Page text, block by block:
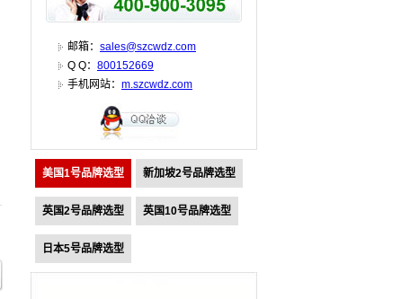
邮箱： sales@szcwdz.com
Q Q： 800152669
手机网站： m.szcwdz.com
美国1号品牌选型 新加坡2号品牌选型
英国2号品牌选型 英国10号品牌选型
日本5号品牌选型